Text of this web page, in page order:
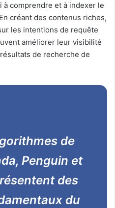
comprendre et à indexer le
créant des contenus riches,
les intentions de requête
améliorer leur visibilité
de recherche de
de
Penguin et
des
du